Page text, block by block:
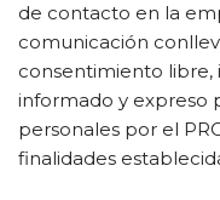
de contacto en la
comunicación
consentimiento libre,
informado y expreso
personales por el
finalidades